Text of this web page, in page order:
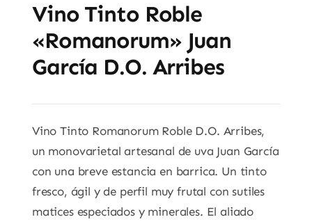
Vino Tinto Roble
«Romanorum» Juan
García D.O. Arribes
Vino Tinto Romanorum Roble D.O. Arribes,
un monovarietal artesanal de uva Juan García
con una breve estancia en barrica. Un tinto
fresco, ágil y de perfil muy frutal con sutiles
matices especiados y minerales. El aliado